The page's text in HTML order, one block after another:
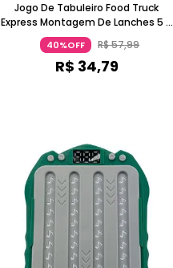
Jogo De Tabuleiro Food Truck
Express Montagem De Lanches 5 A
7 Anos Grow
40%OFF R$57,99
R$ 34,79